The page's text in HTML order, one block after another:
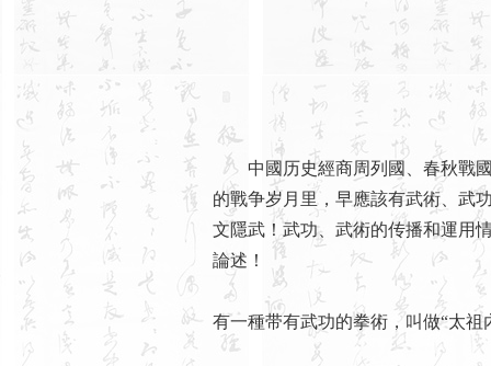
中國历史經商周列國、春秋戰國
的戰争岁月里，早應該有武術、武
文隱武！武功、武術的传播和運用
論述！
有一種带有武功的拳術，叫做“太